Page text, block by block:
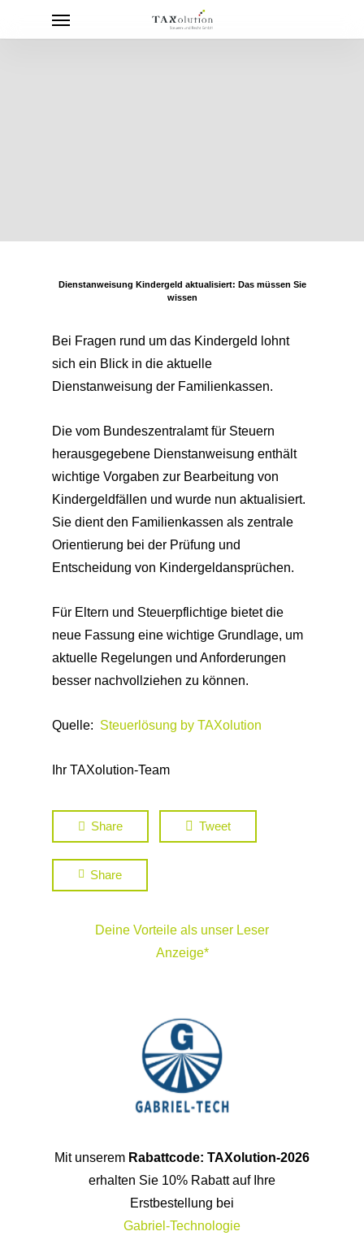
Menu
Dienstanweisung Kindergeld aktualisiert: Das müssen Sie
wissen
Bei Fragen rund um das Kindergeld lohnt
sich ein Blick in die aktuelle
Dienstanweisung der Familienkassen.
Die vom Bundeszentralamt für Steuern
herausgegebene Dienstanweisung enthält
wichtige Vorgaben zur Bearbeitung von
Kindergeldfällen und wurde nun aktualisiert.
Sie dient den Familienkassen als zentrale
Orientierung bei der Prüfung und
Entscheidung von Kindergeldansprüchen.
Für Eltern und Steuerpflichtige bietet die
neue Fassung eine wichtige Grundlage, um
aktuelle Regelungen und Anforderungen
besser nachvollziehen zu können.
Quelle: Steuerlösung by TAXolution
Ihr TAXolution-Team
Share Tweet
Share
Deine Vorteile als unser Leser
Anzeige*
Mit unserem Rabattcode: TAXolution-2026
erhalten Sie 10% Rabatt auf Ihre
Erstbestellung bei
Gabriel-Technologie